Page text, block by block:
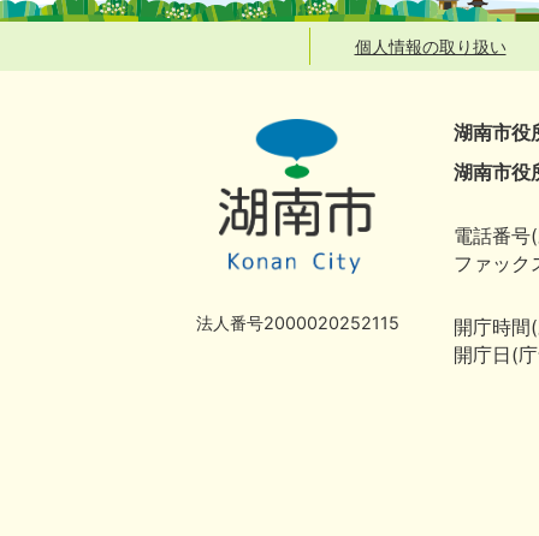
個人情報の取り扱い
法人番号2000020252115
湖南市役
湖南市役
電話番
ファッ
開庁時間
開庁日(